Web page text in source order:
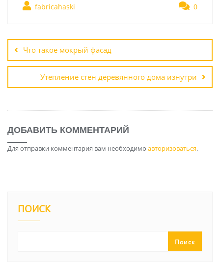
fabricahaski 0
по
записям
Что такое мокрый фасад
Утепление стен деревянного дома изнутри
ДОБАВИТЬ КОММЕНТАРИЙ
Для отправки комментария вам необходимо авторизоваться.
ПОИСК
Поиск